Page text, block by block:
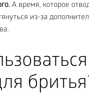
А время, которое
из-за